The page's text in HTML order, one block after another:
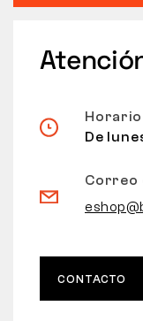
De
Correo
CONTACTO